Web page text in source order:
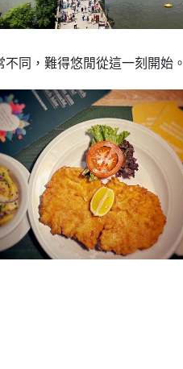
同，難得悠閒從這一刻開始。